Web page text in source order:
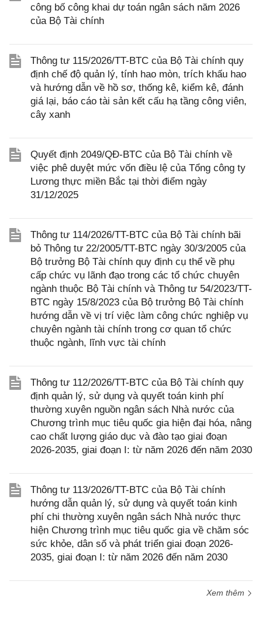
công bố công khai dự toán ngân sách năm 2026
của Bộ Tài chính
Thông tư 115/2026/TT-BTC của Bộ Tài chính quy
định chế độ quản lý, tính hao mòn, trích khấu hao
và hướng dẫn về hồ sơ, thống kê, kiểm kê, đánh
giá lại, báo cáo tài sản kết cấu hạ tầng công viên,
cây xanh
Quyết định 2049/QĐ-BTC của Bộ Tài chính về
việc phê duyệt mức vốn điều lệ của Tổng công ty
Lương thực miền Bắc tại thời điểm ngày
31/12/2025
Thông tư 114/2026/TT-BTC của Bộ Tài chính bãi
bỏ Thông tư 22/2005/TT-BTC ngày 30/3/2005 của
Bộ trưởng Bộ Tài chính quy định cụ thể về phụ
cấp chức vụ lãnh đạo trong các tổ chức chuyên
ngành thuộc Bộ Tài chính và Thông tư 54/2023/TT-
BTC ngày 15/8/2023 của Bộ trưởng Bộ Tài chính
hướng dẫn về vị trí việc làm công chức nghiệp vụ
chuyên ngành tài chính trong cơ quan tổ chức
thuộc ngành, lĩnh vực tài chính
Thông tư 112/2026/TT-BTC của Bộ Tài chính quy
định quản lý, sử dụng và quyết toán kinh phí
thường xuyên nguồn ngân sách Nhà nước của
Chương trình mục tiêu quốc gia hiện đại hóa, nâng
cao chất lượng giáo dục và đào tạo giai đoạn
2026-2035, giai đoạn I: từ năm 2026 đến năm 2030
Thông tư 113/2026/TT-BTC của Bộ Tài chính
hướng dẫn quản lý, sử dụng và quyết toán kinh
phí chi thường xuyên ngân sách Nhà nước thực
hiện Chương trình mục tiêu quốc gia về chăm sóc
sức khỏe, dân số và phát triển giai đoạn 2026-
2035, giai đoạn I: từ năm 2026 đến năm 2030
Xem thêm